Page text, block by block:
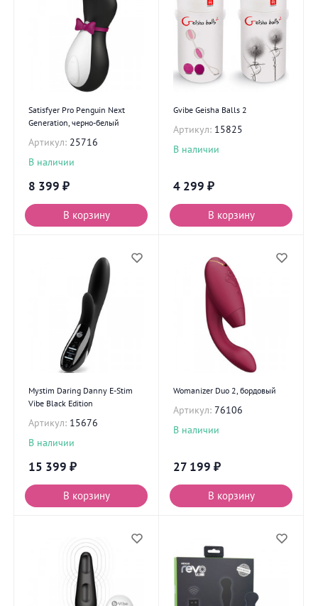
Satisfyer Pro Penguin Next
Generation, черно-белый
Артикул: 25716
В наличии
8 399 ₽
В корзину
Gvibe Geisha Balls 2
Артикул: 15825
В наличии
4 299 ₽
В корзину
Mystim Daring Danny E-Stim
Vibe Black Edition
Артикул: 15676
В наличии
15 399 ₽
В корзину
Womanizer Duo 2, бордовый
Артикул: 76106
В наличии
27 199 ₽
В корзину